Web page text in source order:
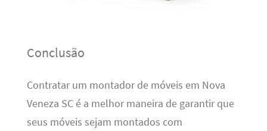
Conclusão
Contratar um montador de móveis em Nova
Veneza SC é a melhor maneira de garantir que
seus móveis sejam montados com